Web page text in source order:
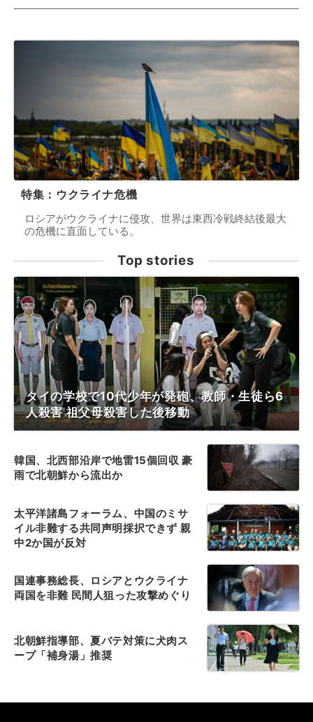
特集：ウクライナ危機
ロシアがウクライナに侵攻、世界は東西冷戦終結後最大
の危機に直面している。
Top stories
タイの学校で10代少年が発砲、教師・生徒ら6
人殺害 祖父母殺害した後移動
韓国、北西部沿岸で地雷15個回収 豪
雨で北朝鮮から流出か
太平洋諸島フォーラム、中国のミサ
イル非難する共同声明採択できず 親
中2か国が反対
国連事務総長、ロシアとウクライナ
両国を非難 民間人狙った攻撃めぐり
北朝鮮指導部、夏バテ対策に犬肉ス
ープ「補身湯」推奨